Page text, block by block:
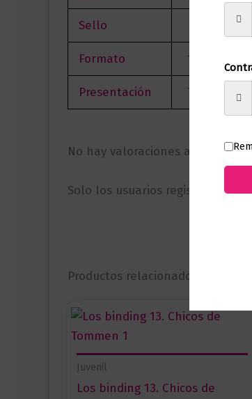
Sello Planeta
Formato 13 x 21
Presentación Tapa Blanda
No hay valoraciones aún.
Solo los usuarios registrados
Productos relacionados
Juvenil
Los binding 13. Chicos de